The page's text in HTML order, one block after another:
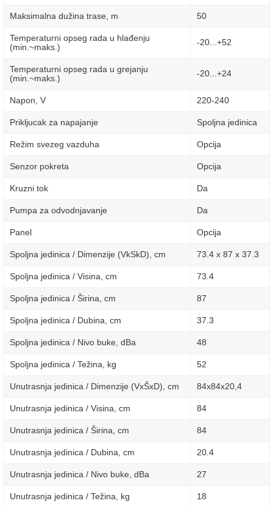
Maksimalna dužina trase, m 50
Temperaturni opseg rada u hlađenju
(min.~maks.)
-20...+52
Temperaturni opseg rada u grejanju
(min.~maks.)
-20...+24
Napon, V 220-240
Prikljucak za napajanje Spoljna jedinica
Režim svezeg vazduha Opcija
Senzor pokreta Opcija
Kruzni tok Da
Pumpa za odvodnjavanje Da
Panel Opcija
Spoljna jedinica / Dimenzije (VkSkD), сm 73.4 x 87 x 37.3
Spoljna jedinica / Visina, сm 73.4
Spoljna jedinica / Širina, сm 87
Spoljna jedinica / Dubina, сm 37.3
Spoljna jedinica / Nivo buke, dBa 48
Spoljna jedinica / Težina, kg 52
Unutrasnja jedinica / Dimenzije (VxŠxD), сm 84x84х20,4
Unutrasnja jedinica / Visina, сm 84
Unutrasnja jedinica / Širina, сm 84
Unutrasnja jedinica / Dubina, сm 20.4
Unutrasnja jedinica / Nivo buke, dBa 27
Unutrasnja jedinica / Težina, kg 18